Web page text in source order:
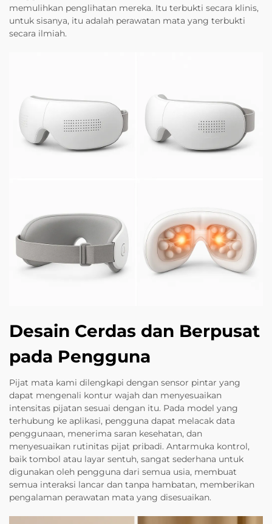
memulihkan penglihatan mereka. Itu terbukti secara klinis,
untuk sisanya, itu adalah perawatan mata yang terbukti
secara ilmiah.
Desain Cerdas dan Berpusat
pada Pengguna
Pijat mata kami dilengkapi dengan sensor pintar yang
dapat mengenali kontur wajah dan menyesuaikan
intensitas pijatan sesuai dengan itu. Pada model yang
terhubung ke aplikasi, pengguna dapat melacak data
penggunaan, menerima saran kesehatan, dan
menyesuaikan rutinitas pijat pribadi. Antarmuka kontrol,
baik tombol atau layar sentuh, sangat sederhana untuk
digunakan oleh pengguna dari semua usia, membuat
semua interaksi lancar dan tanpa hambatan, memberikan
pengalaman perawatan mata yang disesuaikan.